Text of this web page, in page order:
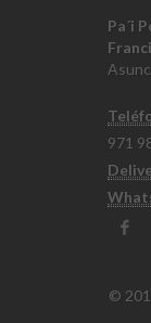
Pa´i
971
©